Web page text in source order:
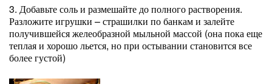
3. Добавьте соль и размешайте до полного растворения.
Разложите игрушки – страшилки по банкам и залейте
получившейся желеобразной мыльной массой (она пока еще
теплая и хорошо льется, но при остывании становится все
более густой)